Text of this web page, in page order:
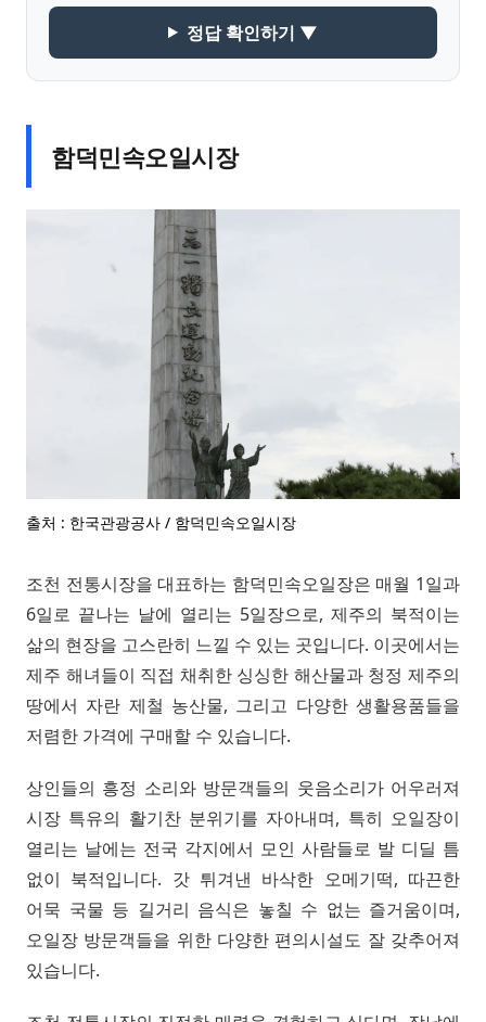
정답 확인하기 ▼
함덕민속오일시장
출처 : 한국관광공사 / 함덕민속오일시장
조천 전통시장을 대표하는 함덕민속오일장은 매월 1일과
6일로 끝나는 날에 열리는 5일장으로, 제주의 북적이는
삶의 현장을 고스란히 느낄 수 있는 곳입니다. 이곳에서는
제주 해녀들이 직접 채취한 싱싱한 해산물과 청정 제주의
땅에서 자란 제철 농산물, 그리고 다양한 생활용품들을
저렴한 가격에 구매할 수 있습니다.
상인들의 흥정 소리와 방문객들의 웃음소리가 어우러져
시장 특유의 활기찬 분위기를 자아내며, 특히 오일장이
열리는 날에는 전국 각지에서 모인 사람들로 발 디딜 틈
없이 북적입니다. 갓 튀겨낸 바삭한 오메기떡, 따끈한
어묵 국물 등 길거리 음식은 놓칠 수 없는 즐거움이며,
오일장 방문객들을 위한 다양한 편의시설도 잘 갖추어져
있습니다.